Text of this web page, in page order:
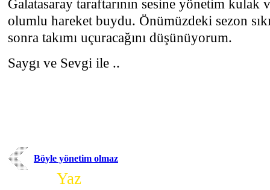
Galatasaray taraftarının sesine yönetim kulak
olumlu hareket buydu. Önümüzdeki sezon
sonra takımı uçuracağını düşünüyorum.
Saygı ve Sevgi ile ..
Böyle yönetim olmaz
Yaz